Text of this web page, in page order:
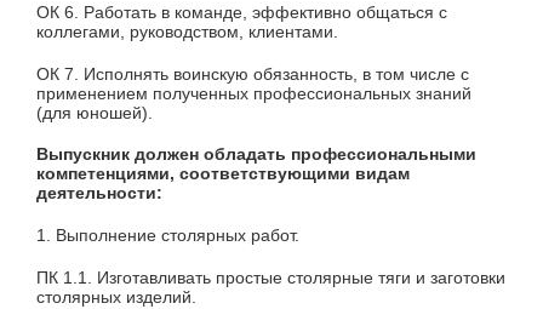
ОК 6. Работать в команде, эффективно общаться с
коллегами, руководством, клиентами.
ОК 7. Исполнять воинскую обязанность, в том числе с
применением полученных профессиональных знаний
(для юношей).
Выпускник должен обладать профессиональными
компетенциями, соответствующими видам
деятельности:
1. Выполнение столярных работ.
ПК 1.1. Изготавливать простые столярные тяги и заготовки
столярных изделий.